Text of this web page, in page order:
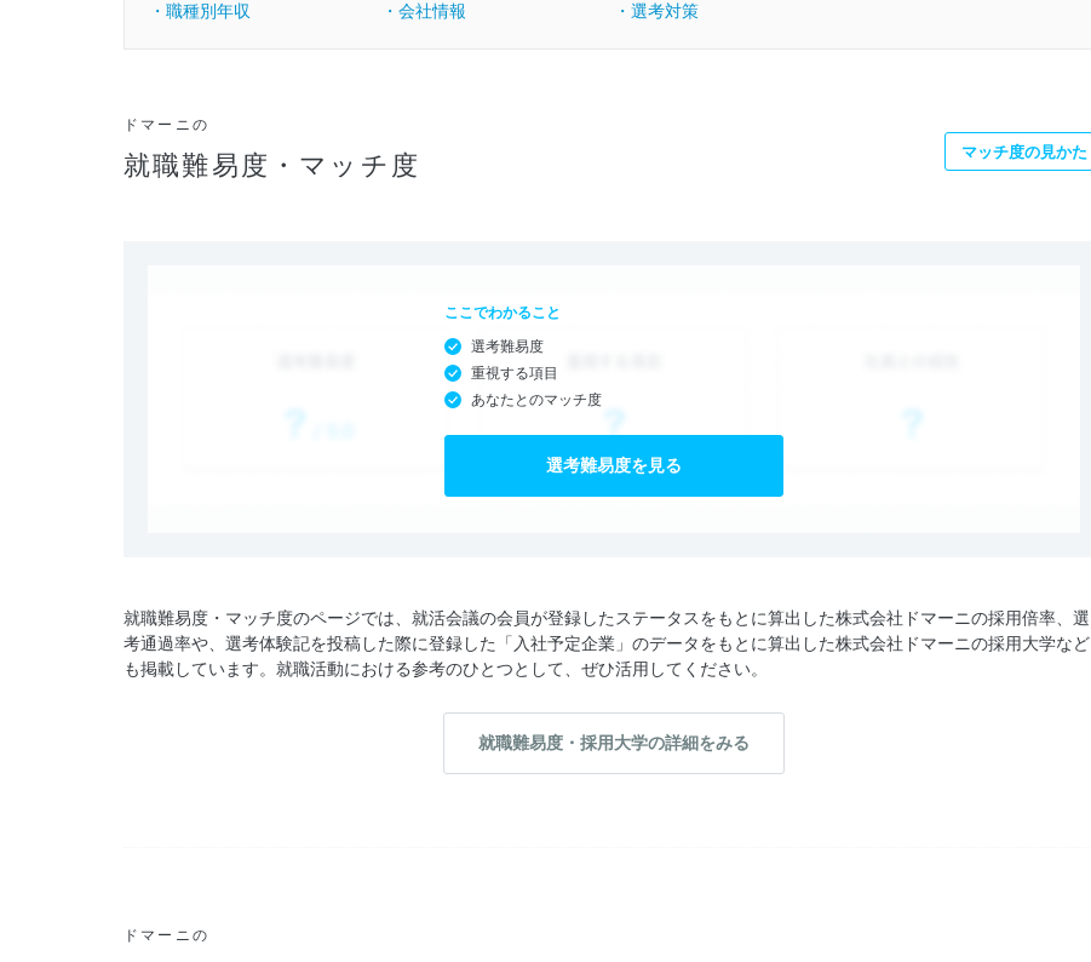
・職種別年収 ・会社情報 ・選考対策
ドマーニの
就職難易度・マッチ度 マッチ度の見かた
ここでわかること
選考難易度
重視する項目
あなたとのマッチ度
選考難易度を見る
就職難易度・マッチ度のページでは、就活会議の会員が登録したステータスをもとに算出した株式会社ドマーニの採用倍率、選
考通過率や、選考体験記を投稿した際に登録した「入社予定企業」のデータをもとに算出した株式会社ドマーニの採用大学など
も掲載しています。就職活動における参考のひとつとして、ぜひ活用してください。
就職難易度・採用大学の詳細をみる
ドマーニの